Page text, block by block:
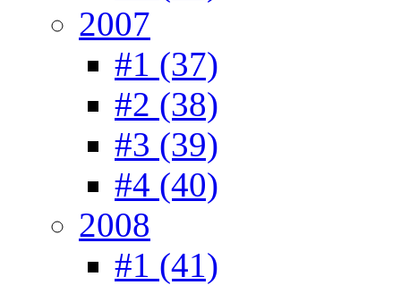
2007
#1 (37)
#2 (38)
#3 (39)
#4 (40)
2008
#1 (41)